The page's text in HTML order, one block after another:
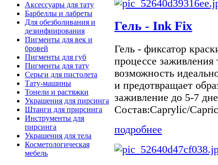
Аксессуары для тату
Барбеллы и лабреты
Для обезболивания и
дезинфиирования
Пигменты для век и
бровей
Пигменты для губ
Пигменты для тату
Серьги для пистолета
Тату-машины
Тонели и растяжки
Украшения для пирсинга
Штанги для прирсинга
Инструменты для
пирсинга
Украшения для тела
Косметологическая
мебель
Гель - Ink Fix
Гель - фиксатор
процессе заживления
возможность
и предотвращает
заживление до 5-7
Состав:Caprylic/
подробнее